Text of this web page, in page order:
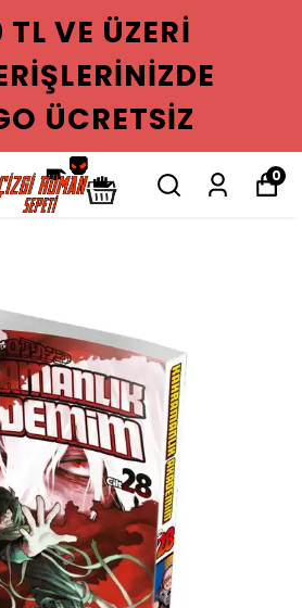
2000 TL
KARGO
0